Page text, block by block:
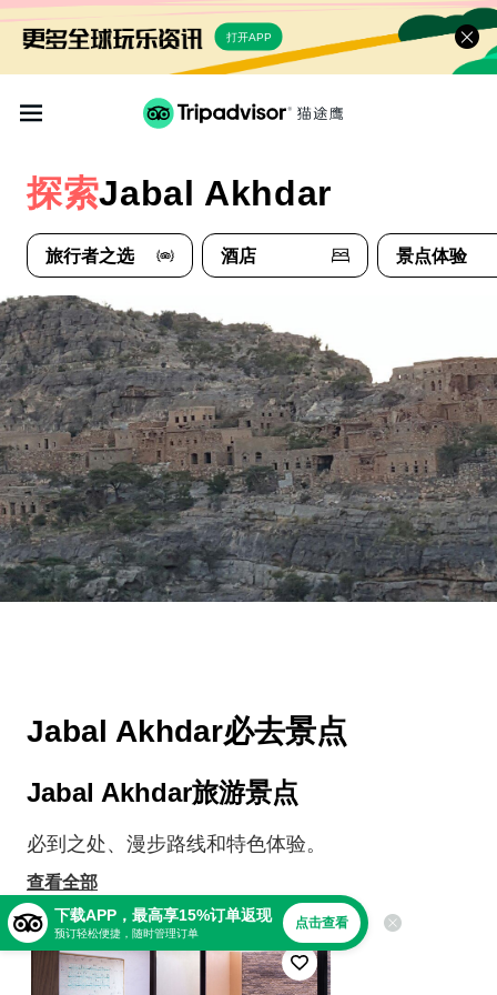
打开APP
探索Jabal Akhdar
旅行者之选 酒店 景点体验
Jabal Akhdar必去景点
Jabal Akhdar旅游景点
必到之处、漫步路线和特色体验。
查看全部
下载APP，最高享15%订单返现
预订轻松便捷，随时管理订单
点击查看